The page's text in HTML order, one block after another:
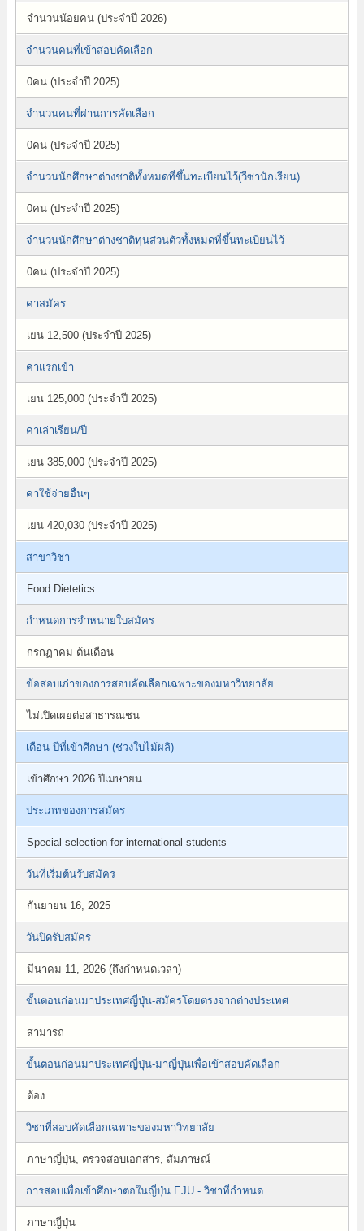
จำนวนน้อยคน (ประจำปี 2026)
จำนวนคนที่เข้าสอบคัดเลือก
0คน (ประจำปี 2025)
จำนวนคนที่ผ่านการคัดเลือก
0คน (ประจำปี 2025)
จำนวนนักศึกษาต่างชาติทั้งหมดที่ขึ้นทะเบียนไว้(วีซ่านักเรียน)
0คน (ประจำปี 2025)
จำนวนนักศึกษาต่างชาติทุนส่วนตัวทั้งหมดที่ขึ้นทะเบียนไว้
0คน (ประจำปี 2025)
ค่าสมัคร
เยน 12,500 (ประจำปี 2025)
ค่าแรกเข้า
เยน 125,000 (ประจำปี 2025)
ค่าเล่าเรียน/ปี
เยน 385,000 (ประจำปี 2025)
ค่าใช้จ่ายอื่นๆ
เยน 420,030 (ประจำปี 2025)
สาขาวิชา
Food Dietetics
กำหนดการจำหน่ายใบสมัคร
กรกฏาคม ต้นเดือน
ข้อสอบเก่าของการสอบคัดเลือกเฉพาะของมหาวิทยาลัย
ไม่เปิดเผยต่อสาธารณชน
เดือน ปีที่เข้าศึกษา (ช่วงใบไม้ผลิ)
เข้าศึกษา 2026 ปีเมษายน
ประเภทของการสมัคร
Special selection for international students
วันที่เริ่มต้นรับสมัคร
กันยายน 16, 2025
วันปิดรับสมัคร
มีนาคม 11, 2026 (ถึงกำหนดเวลา)
ขั้นตอนก่อนมาประเทศญี่ปุ่น-สมัครโดยตรงจากต่างประเทศ
สามารถ
ขั้นตอนก่อนมาประเทศญี่ปุ่น-มาญี่ปุ่นเพื่อเข้าสอบคัดเลือก
ต้อง
วิชาที่สอบคัดเลือกเฉพาะของมหาวิทยาลัย
ภาษาญี่ปุ่น, ตรวจสอบเอกสาร, สัมภาษณ์
การสอบเพื่อเข้าศึกษาต่อในญี่ปุ่น EJU - วิชาที่กำหนด
ภาษาญี่ปุ่น